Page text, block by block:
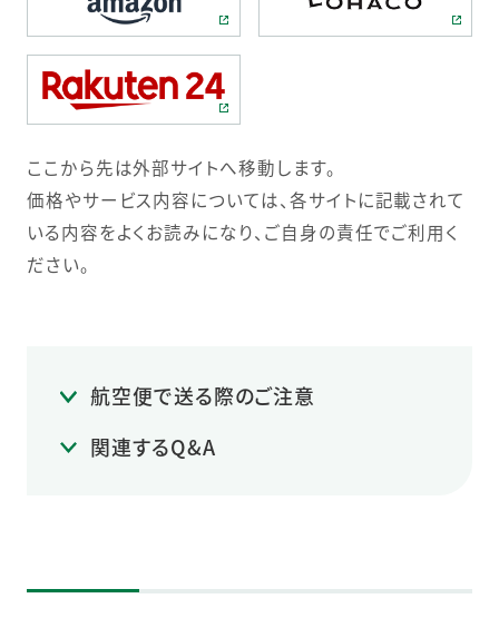
ここから先は外部サイトへ移動します。
価格やサービス内容については、各サイトに記載されて
いる内容をよくお読みになり、ご自身の責任でご利用く
ださい。
航空便で送る際のご注意
関連するQ&A